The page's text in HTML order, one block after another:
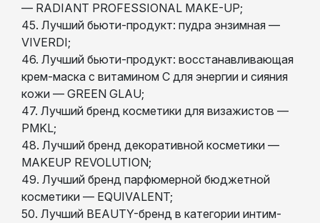
— RADIANT PROFESSIONAL MAKE-UP;
45. Лучший бьюти-продукт: пудра энзимная —
VIVERDI;
46. Лучший бьюти-продукт: восстанавливающая
крем-маска с витамином С для энергии и сияния
кожи — GREEN GLAU;
47. Лучший бренд косметики для визажистов —
PMKL;
48. Лучший бренд декоративной косметики —
MAKEUP REVOLUTION;
49. Лучший бренд парфюмерной бюджетной
косметики — EQUIVALENT;
50. Лучший BEAUTY-бренд в категории интим-